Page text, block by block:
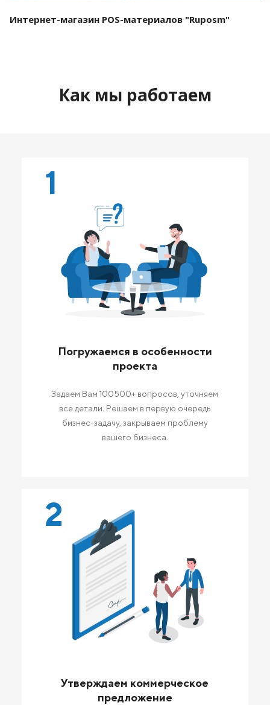
Интернет-магазин POS-материалов "Ruposm"
Как мы работаем
1
Погружаемся в особенности
проекта
Задаем Вам 100500+ вопросов, уточняем
все детали. Решаем в первую очередь
бизнес-задачу, закрываем проблему
вашего бизнеса.
2
Утверждаем коммерческое
предложение